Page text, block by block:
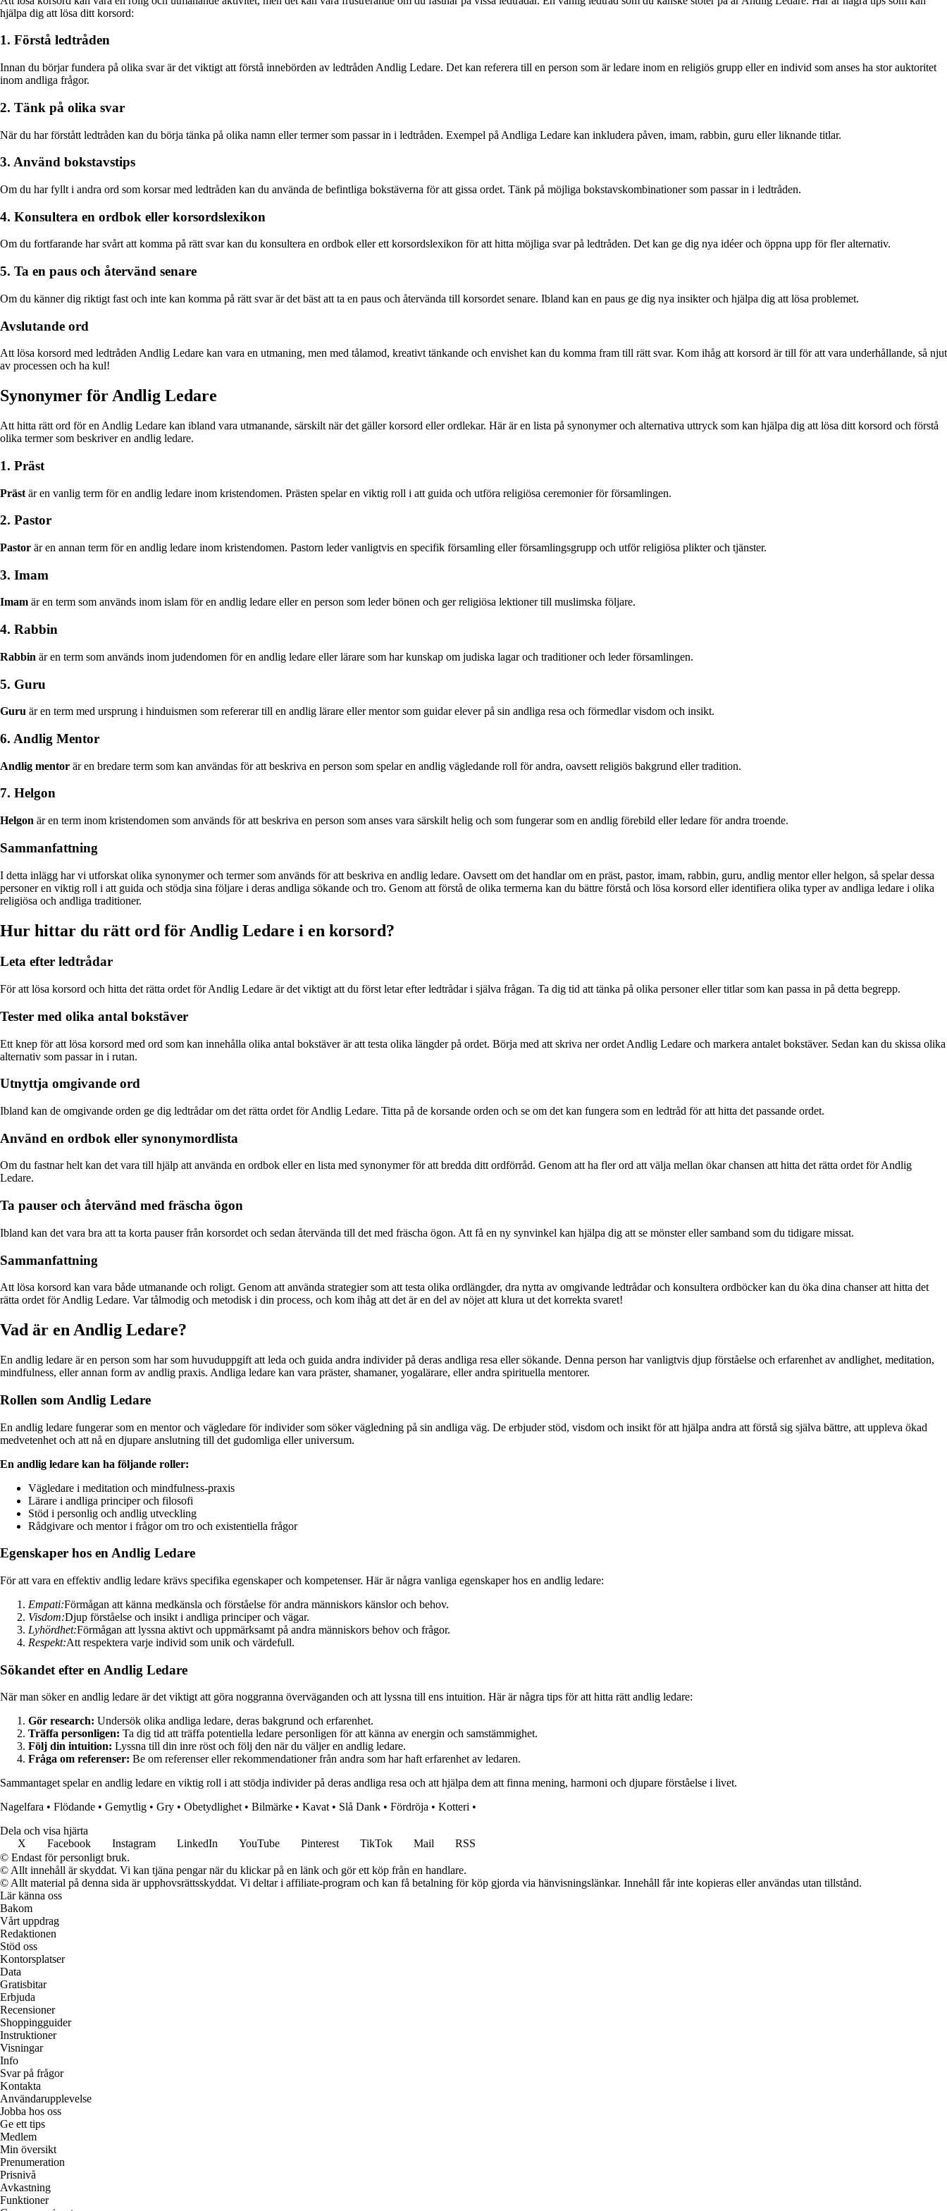
hjälpa dig att lösa ditt korsord:
1. Förstå ledtråden
Innan du börjar fundera på olika svar är det viktigt att förstå innebörden av ledtråden Andlig Ledare. Det kan referera till en person som är ledare inom en religiös grupp eller en individ som anses ha stor auktoritet
inom andliga frågor.
2. Tänk på olika svar
När du har förstått ledtråden kan du börja tänka på olika namn eller termer som passar in i ledtråden. Exempel på Andliga Ledare kan inkludera påven, imam, rabbin, guru eller liknande titlar.
3. Använd bokstavstips
Om du har fyllt i andra ord som korsar med ledtråden kan du använda de befintliga bokstäverna för att gissa ordet. Tänk på möjliga bokstavskombinationer som passar in i ledtråden.
4. Konsultera en ordbok eller korsordslexikon
Om du fortfarande har svårt att komma på rätt svar kan du konsultera en ordbok eller ett korsordslexikon för att hitta möjliga svar på ledtråden. Det kan ge dig nya idéer och öppna upp för fler alternativ.
5. Ta en paus och återvänd senare
Om du känner dig riktigt fast och inte kan komma på rätt svar är det bäst att ta en paus och återvända till korsordet senare. Ibland kan en paus ge dig nya insikter och hjälpa dig att lösa problemet.
Avslutande ord
Att lösa korsord med ledtråden Andlig Ledare kan vara en utmaning, men med tålamod, kreativt tänkande och envishet kan du komma fram till rätt svar. Kom ihåg att korsord är till för att vara underhållande, så njut
av processen och ha kul!
Synonymer för Andlig Ledare
Att hitta rätt ord för en Andlig Ledare kan ibland vara utmanande, särskilt när det gäller korsord eller ordlekar. Här är en lista på synonymer och alternativa uttryck som kan hjälpa dig att lösa ditt korsord och förstå
olika termer som beskriver en andlig ledare.
1. Präst
Präst är en vanlig term för en andlig ledare inom kristendomen. Prästen spelar en viktig roll i att guida och utföra religiösa ceremonier för församlingen.
2. Pastor
Pastor är en annan term för en andlig ledare inom kristendomen. Pastorn leder vanligtvis en specifik församling eller församlingsgrupp och utför religiösa plikter och tjänster.
3. Imam
Imam är en term som används inom islam för en andlig ledare eller en person som leder bönen och ger religiösa lektioner till muslimska följare.
4. Rabbin
Rabbin är en term som används inom judendomen för en andlig ledare eller lärare som har kunskap om judiska lagar och traditioner och leder församlingen.
5. Guru
Guru är en term med ursprung i hinduismen som refererar till en andlig lärare eller mentor som guidar elever på sin andliga resa och förmedlar visdom och insikt.
6. Andlig Mentor
Andlig mentor är en bredare term som kan användas för att beskriva en person som spelar en andlig vägledande roll för andra, oavsett religiös bakgrund eller tradition.
7. Helgon
Helgon är en term inom kristendomen som används för att beskriva en person som anses vara särskilt helig och som fungerar som en andlig förebild eller ledare för andra troende.
Sammanfattning
I detta inlägg har vi utforskat olika synonymer och termer som används för att beskriva en andlig ledare. Oavsett om det handlar om en präst, pastor, imam, rabbin, guru, andlig mentor eller helgon, så spelar dessa
personer en viktig roll i att guida och stödja sina följare i deras andliga sökande och tro. Genom att förstå de olika termerna kan du bättre förstå och lösa korsord eller identifiera olika typer av andliga ledare i olika
religiösa och andliga traditioner.
Hur hittar du rätt ord för Andlig Ledare i en korsord?
Leta efter ledtrådar
För att lösa korsord och hitta det rätta ordet för Andlig Ledare är det viktigt att du först letar efter ledtrådar i själva frågan. Ta dig tid att tänka på olika personer eller titlar som kan passa in på detta begrepp.
Tester med olika antal bokstäver
Ett knep för att lösa korsord med ord som kan innehålla olika antal bokstäver är att testa olika längder på ordet. Börja med att skriva ner ordet Andlig Ledare och markera antalet bokstäver. Sedan kan du skissa olika
alternativ som passar in i rutan.
Utnyttja omgivande ord
Ibland kan de omgivande orden ge dig ledtrådar om det rätta ordet för Andlig Ledare. Titta på de korsande orden och se om det kan fungera som en ledtråd för att hitta det passande ordet.
Använd en ordbok eller synonymordlista
Om du fastnar helt kan det vara till hjälp att använda en ordbok eller en lista med synonymer för att bredda ditt ordförråd. Genom att ha fler ord att välja mellan ökar chansen att hitta det rätta ordet för Andlig
Ledare.
Ta pauser och återvänd med fräscha ögon
Ibland kan det vara bra att ta korta pauser från korsordet och sedan återvända till det med fräscha ögon. Att få en ny synvinkel kan hjälpa dig att se mönster eller samband som du tidigare missat.
Sammanfattning
Att lösa korsord kan vara både utmanande och roligt. Genom att använda strategier som att testa olika ordlängder, dra nytta av omgivande ledtrådar och konsultera ordböcker kan du öka dina chanser att hitta det
rätta ordet för Andlig Ledare. Var tålmodig och metodisk i din process, och kom ihåg att det är en del av nöjet att klura ut det korrekta svaret!
Vad är en Andlig Ledare?
En andlig ledare är en person som har som huvuduppgift att leda och guida andra individer på deras andliga resa eller sökande. Denna person har vanligtvis djup förståelse och erfarenhet av andlighet, meditation,
mindfulness, eller annan form av andlig praxis. Andliga ledare kan vara präster, shamaner, yogalärare, eller andra spirituella mentorer.
Rollen som Andlig Ledare
En andlig ledare fungerar som en mentor och vägledare för individer som söker vägledning på sin andliga väg. De erbjuder stöd, visdom och insikt för att hjälpa andra att förstå sig själva bättre, att uppleva ökad
medvetenhet och att nå en djupare anslutning till det gudomliga eller universum.
En andlig ledare kan ha följande roller:
Vägledare i meditation och mindfulness-praxis
Lärare i andliga principer och filosofi
Stöd i personlig och andlig utveckling
Rådgivare och mentor i frågor om tro och existentiella frågor
Egenskaper hos en Andlig Ledare
För att vara en effektiv andlig ledare krävs specifika egenskaper och kompetenser. Här är några vanliga egenskaper hos en andlig ledare:
Empati:Förmågan att känna medkänsla och förståelse för andra människors känslor och behov.
Visdom:Djup förståelse och insikt i andliga principer och vägar.
Lyhördhet:Förmågan att lyssna aktivt och uppmärksamt på andra människors behov och frågor.
Respekt:Att respektera varje individ som unik och värdefull.
Sökandet efter en Andlig Ledare
När man söker en andlig ledare är det viktigt att göra noggranna överväganden och att lyssna till ens intuition. Här är några tips för att hitta rätt andlig ledare:
Gör research: Undersök olika andliga ledare, deras bakgrund och erfarenhet.
Träffa personligen: Ta dig tid att träffa potentiella ledare personligen för att känna av energin och samstämmighet.
Följ din intuition: Lyssna till din inre röst och följ den när du väljer en andlig ledare.
Fråga om referenser: Be om referenser eller rekommendationer från andra som har haft erfarenhet av ledaren.
Sammantaget spelar en andlig ledare en viktig roll i att stödja individer på deras andliga resa och att hjälpa dem att finna mening, harmoni och djupare förståelse i livet.
Nagelfara • Flödande • Gemytlig • Gry • Obetydlighet• Bilmärke • Kavat• Slå Dank • Fördröja • Kotteri •
Dela och visa hjärta
X
Facebook Instagram LinkedIn YouTube Pinterest TikTok Mail
RSS
© Endast för personligt bruk.
© Allt innehåll är skyddat. Vi kan tjäna pengar när du klickar på en länk och gör ett köp från en handlare.
© Allt material på denna sida är upphovsrättsskyddat. Vi deltar i affiliate-program och kan få betalning för köp gjorda via hänvisningslänkar. Innehåll får inte kopieras eller användas utan tillstånd.
Lär känna oss
Bakom
Vårt uppdrag
Redaktionen
Stöd oss
Kontorsplatser
Data
Gratisbitar
Erbjuda
Recensioner
Shoppingguider
Instruktioner
Visningar
Info
Svar på frågor
Kontakta
Användarupplevelse
Jobba hos oss
Ge ett tips
Medlem
Min översikt
Prenumeration
Prisnivå
Avkastning
Funktioner